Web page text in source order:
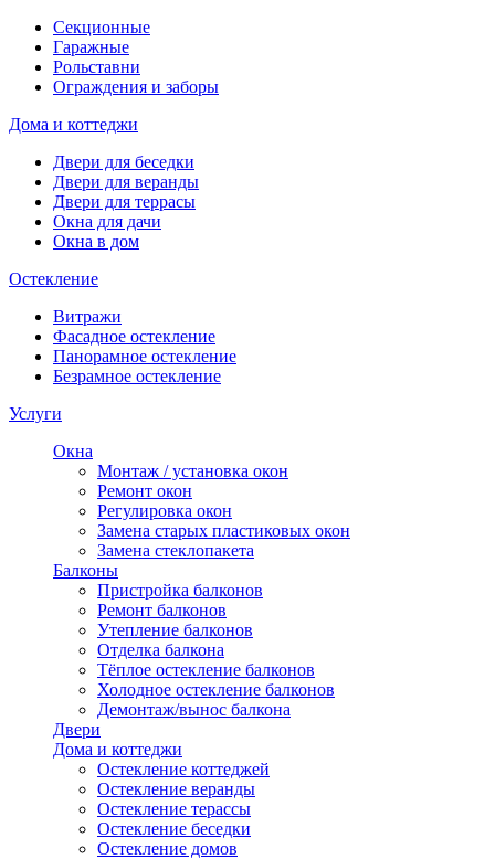
Секционные
Гаражные
Рольставни
Ограждения и заборы
Дома и коттеджи
Двери для беседки
Двери для веранды
Двери для террасы
Окна для дачи
Окна в дом
Остекление
Витражи
Фасадное остекление
Панорамное остекление
Безрамное остекление
Услуги
Окна
Монтаж / установка окон
Ремонт окон
Регулировка окон
Замена старых пластиковых окон
Замена стеклопакета
Балконы
Пристройка балконов
Ремонт балконов
Утепление балконов
Отделка балкона
Тёплое остекление балконов
Холодное остекление балконов
Демонтаж/вынос балкона
Двери
Дома и коттеджи
Остекление коттеджей
Остекление веранды
Остекление терассы
Остекление беседки
Остекление домов